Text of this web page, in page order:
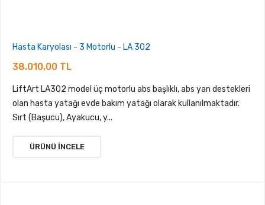
Hasta Karyolası - 3 Motorlu - LA 302
38.010,00 TL
LiftArt LA302 model üç motorlu abs başlıklı, abs yan destekleri
olan hasta yatağı evde bakım yatağı olarak kullanılmaktadır.
Sırt (Başucu), Ayakucu, y...
ÜRÜNÜ İNCELE